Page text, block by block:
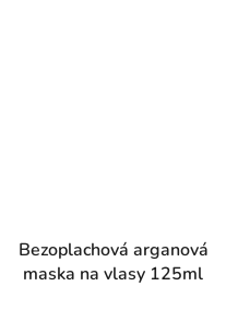
Bezoplachová arganová
maska na vlasy 125ml